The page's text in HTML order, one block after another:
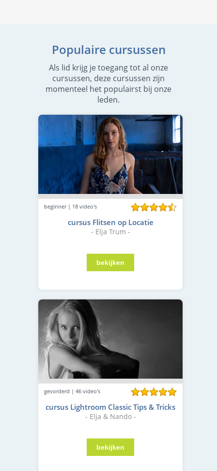
Populaire cursussen
Als lid krijg je toegang tot al onze
cursussen, deze cursussen zijn
momenteel het populairst bij onze
leden.
beginner | 18 video's
cursus Flitsen op Locatie
- Elja Trum -
gevorderd | 46 video's
cursus Lightroom Classic Tips & Tricks
- Elja & Nando -